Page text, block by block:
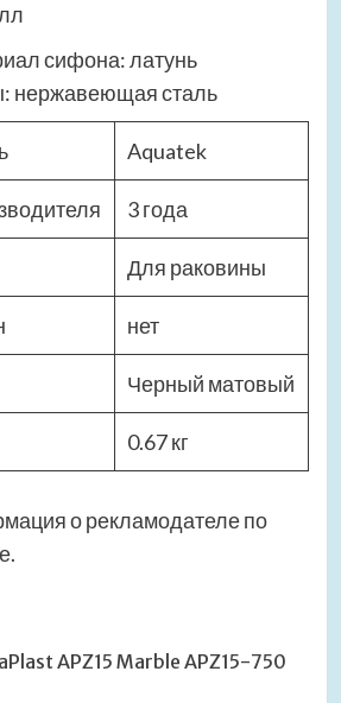
сифона: латунь
нержавеющая сталь
Aquatek
3 года
Для раковины
нет
Черный матовый
0.67 кг
о рекламодателе по
APZ15 Marble APZ15-750